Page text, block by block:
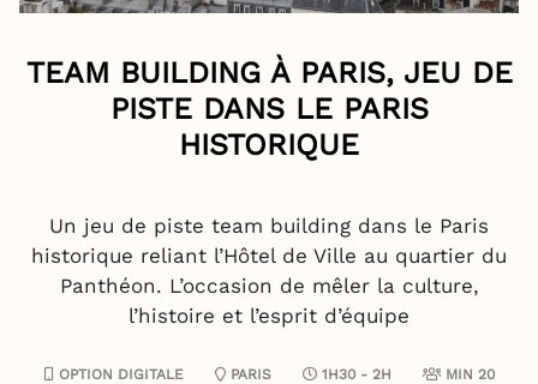
TEAM BUILDING À PARIS, JEU DE
PISTE DANS LE PARIS
HISTORIQUE
Un jeu de piste team building dans le Paris
historique reliant l’Hôtel de Ville au quartier du
Panthéon. L’occasion de mêler la culture,
l’histoire et l’esprit d’équipe
OPTION DIGITALE PARIS 1H30 - 2H MIN 20